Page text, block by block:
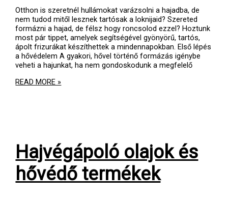
Otthon is szeretnél hullámokat varázsolni a hajadba, de
nem tudod mitől lesznek tartósak a loknijaid? Szereted
formázni a hajad, de félsz hogy roncsolod ezzel? Hoztunk
most pár tippet, amelyek segítségével gyönyörű, tartós,
ápolt frizurákat készíthettek a mindennapokban. Első lépés
a hővédelem A gyakori, hővel történő formázás igénybe
veheti a hajunkat, ha nem gondoskodunk a megfelelő
HAJFORMÁZÁS
READ MORE »
Hajvégápoló olajok és
hővédő termékek